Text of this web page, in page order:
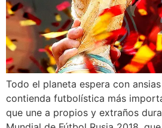
Todo el planeta espera con
contienda futbolística más
que une a propios y extraños